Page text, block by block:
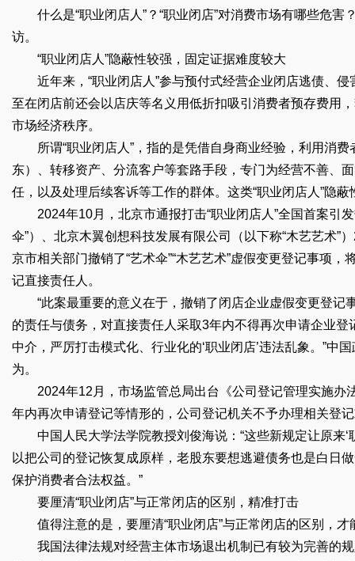
什么是“职业闭店人”？“职业闭店”对消费市场有哪些危害
访。
“职业闭店人”隐蔽性较强，固定证据难度较大
近年来，“职业闭店人”参与预付式经营企业闭店逃债、侵
至在闭店前还会以店庆等名义用低折扣吸引消费者预存费用
市场经济秩序。
所谓“职业闭店人”，指的是凭借自身商业经验，利用消费
东）、转移资产、分流客户等套路手段，专门为经营不善、
任，以及处理后续客诉等工作的群体。这类“职业闭店人”隐
2024年10月，北京市通报打击“职业闭店人”全国首案引
伞”）、北京木翼创想科技发展有限公司（以下称“木艺艺术”
京市相关部门撤销了“艺术伞”“木艺艺术”虚假变更登记事项
记直接责任人。
“此案最重要的意义在于，撤销了闭店企业虚假变更登记
的责任与债务，对直接责任人采取3年内不得再次申请企业
中介，严厉打击模式化、行业化的‘职业闭店’违法乱象。”中
为。
2024年12月，市场监管总局出台《公司登记管理实施办
年内再次申请登记等情形的，公司登记机关不予办理相关登
中国人民大学法学院教授刘俊海说：“这些新规定让原来‘
以把公司的登记恢复成原样，老股东要想逃避债务也是白日
保护消费者合法权益。”
要厘清“职业闭店”与正常闭店的区别，精准打击
值得注意的是，要厘清“职业闭店”与正常闭店的区别，才
我国法律法规对经营主体市场退出机制已有较为完善的规